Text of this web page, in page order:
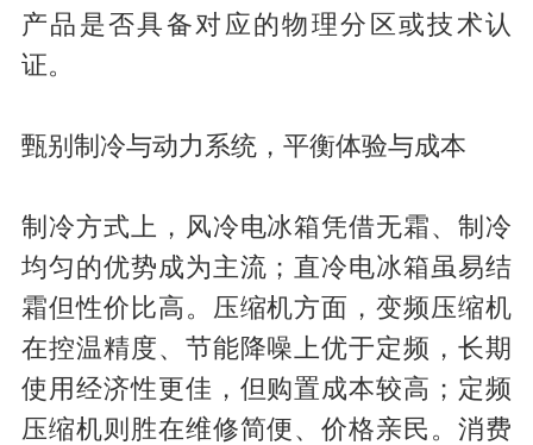
产品是否具备对应的物理分区或技术认
证。
甄别制冷与动力系统，平衡体验与成本
制冷方式上，风冷电冰箱凭借无霜、制冷
均匀的优势成为主流；直冷电冰箱虽易结
霜但性价比高。压缩机方面，变频压缩机
在控温精度、节能降噪上优于定频，长期
使用经济性更佳，但购置成本较高；定频
压缩机则胜在维修简便、价格亲民。消费